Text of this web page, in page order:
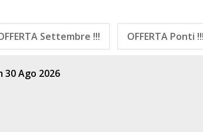
Settembre !!! OFFERTA Ponti
30 Ago 2026